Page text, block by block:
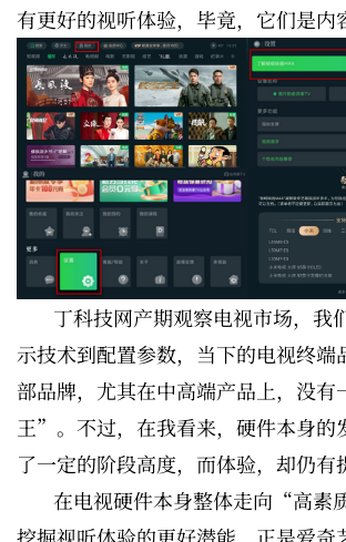
有更好的视听体验，毕竟，它们是内
丁科技网产期观察电视市场，我
示技术到配置参数，当下的电视终端
部品牌，尤其在中高端产品上，没
王”。不过，在我看来，硬件本身的
了一定的阶段高度，而体验，却仍有
在电视硬件本身整体走向“高素